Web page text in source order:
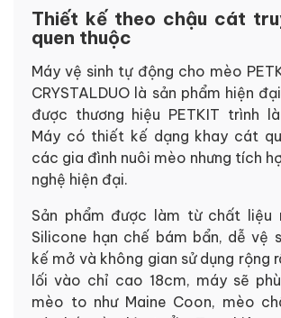
Thiết kế theo chậu cát
quen thuộc
Máy vệ sinh tự động cho mèo
CRYSTALDUO là sản phẩm hiện
được thương hiệu PETKIT trình
Máy có thiết kế dạng khay cát
các gia đình nuôi mèo nhưng tích
nghệ hiện đại.
Sản phẩm được làm từ chất liệu
Silicone hạn chế bám bẩn, dễ vệ
kế mở và không gian sử dụng rộng
lối vào chỉ cao 18cm, máy sẽ
mèo to như Maine Coon, mèo